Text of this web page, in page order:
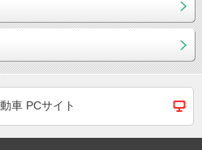
車 PCサイト